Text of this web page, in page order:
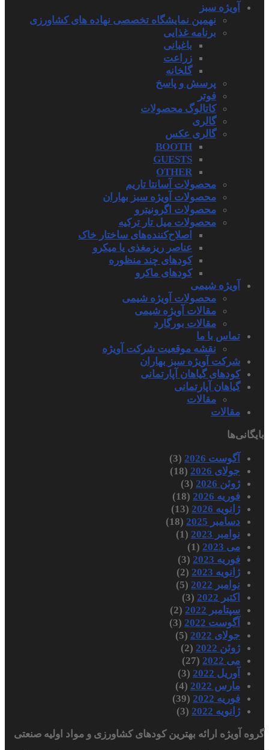
آویژه سبز
نهمین نمایشگاه تخصصی نهاده های کشاورزی
برنامه غذایی
باغبانی
زراعت
گلخانه
پرسش و پاسخ
فوتر
کاتالوگ محصولات
گالری
گالری عکس
BOOTH
GUESTS
OTHER
محصولات آسانتا تاریم
محصولات آویژه سبز بهاران
محصولات اگرونیترو
محصولات میل تار ترکیه
اصلاح‌کننده‌های ساختار خاک
عناصر ریزمغذی یا میکرو
کودهای چند منظوره
کودهای ماکرو
آویژه شیمی
محصولات آویژه شیمی
مقالات آویژه شیمی
مقالات بورگارد
تماس با ما
نقشه موقعیت شرکت آویژه
شرکت آویژه سبز بهاران
کودهای گیاهان آپارتمانی
گیاهان آپارتمانی
مقالات
مقالات
بایگانی‌ها
آگوست 2026
(3)
جولای 2026
(18)
ژوئن 2026
(3)
فوریه 2026
(18)
ژانویه 2026
(13)
دسامبر 2025
(18)
نوامبر 2023
(1)
می 2023
(1)
فوریه 2023
(3)
ژانویه 2023
(2)
نوامبر 2022
(5)
اکتبر 2022
(3)
سپتامبر 2022
(2)
آگوست 2022
(3)
جولای 2022
(5)
ژوئن 2022
(2)
می 2022
(27)
آوریل 2022
(3)
مارس 2022
(4)
فوریه 2022
(39)
ژانویه 2022
(3)
گروه آویژه ارائه بهترین کودهای کشاورزی و مواد اولیه صنعتی